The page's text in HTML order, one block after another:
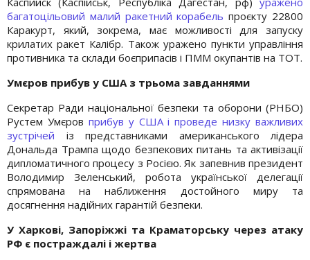
багатоцільовий малий ракетний корабель проєкту 22800
Каракурт, який, зокрема, має можливості для запуску
крилатих ракет Калібр. Також уражено пункти управління
противника та склади боєприпасів і ПММ окупантів на ТОТ.
Умєров прибув у США з трьома завданнями
Секретар Ради національної безпеки та оборони (РНБО)
Рустем Умєров прибув у США і проведе низку важливих
зустрічей із представниками американського лідера
Дональда Трампа щодо безпекових питань та активізації
дипломатичного процесу з Росією. Як запевнив президент
Володимир Зеленський, робота української делегації
спрямована на наближення достойного миру та
досягнення надійних гарантій безпеки.
У Харкові, Запоріжжі та Краматорську через атаку
РФ є постраждалі і жертва